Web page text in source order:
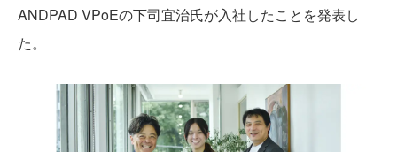
ANDPAD VPoEの下司宜治氏が入社したことを発表し
た。